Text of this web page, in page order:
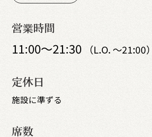
営業時間
11:00～21:30 （L.O. ～21:00）
定休日
施設に準ずる
席数